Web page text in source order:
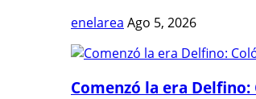
enelarea Ago 5, 2026
Comenzó la era